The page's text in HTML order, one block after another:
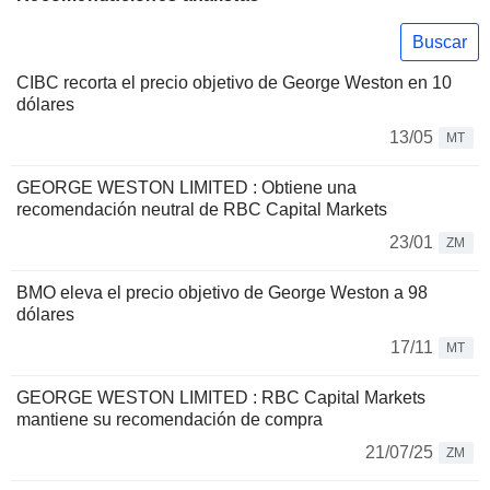
Buscar
CIBC recorta el precio objetivo de George Weston en 10
dólares
13/05
MT
GEORGE WESTON LIMITED : Obtiene una
recomendación neutral de RBC Capital Markets
23/01
ZM
BMO eleva el precio objetivo de George Weston a 98
dólares
17/11
MT
GEORGE WESTON LIMITED : RBC Capital Markets
mantiene su recomendación de compra
21/07/25
ZM